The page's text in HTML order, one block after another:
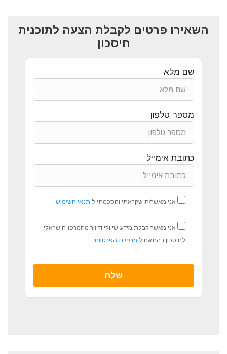
השאירו פרטים לקבלת הצעה לתוכנית
חיסכון
שם מלא
מספר טלפון
כתובת אימייל
אני מאשר/ת שקראתי והסכמתי ל תנאי השימוש
אני מאשר קבלת מידע שיווקי ודיוור מהמרכז הישראלי
לחיסכון בהתאם ל מדיניות הפרטיות.